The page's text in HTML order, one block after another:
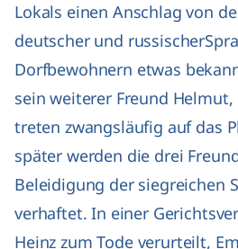
Lokals einen Anschlag von
deutscher und
Dorfbewohnern etwas
sein weiterer Freund
treten zwangsläufig auf das
später werden die drei
Beleidigung der siegreichen
verhaftet. In einer
Heinz zum Tode verurteilt,